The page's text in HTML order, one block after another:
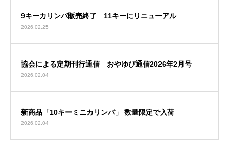
9キーカリンバ販売終了 11キーにリニューアル
2026.02.25
協会による定期刊行通信 おやゆび通信2026年2月号
2026.02.04
新商品「10キーミニカリンバ」 数量限定で入荷
2026.02.04